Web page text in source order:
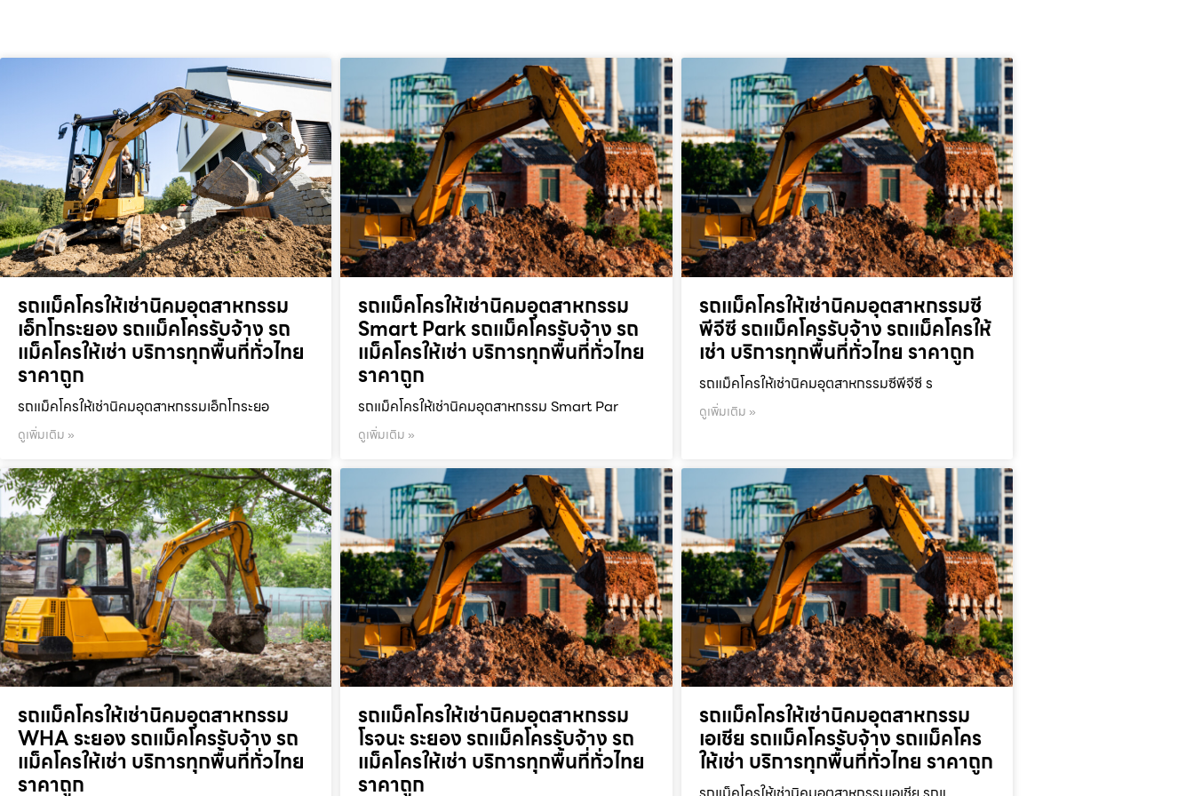
รถแม็คโครให้เช่านิคมอุตสาหกรรม
เอ็กโกระยอง รถแม็คโครรับจ้าง รถ
แม็คโครให้เช่า บริการทุกพื้นที่ทั่วไทย
ราคาถูก
รถแม็คโครให้เช่านิคมอุตสาหกรรมเอ็กโกระยอ
ดูเพิ่มเติม »
รถแม็คโครให้เช่านิคมอุตสาหกรรม
Smart Park รถแม็คโครรับจ้าง รถ
แม็คโครให้เช่า บริการทุกพื้นที่ทั่วไทย
ราคาถูก
รถแม็คโครให้เช่านิคมอุตสาหกรรม Smart Par
ดูเพิ่มเติม »
รถแม็คโครให้เช่านิคมอุตสาหกรรมซี
พีจีซี รถแม็คโครรับจ้าง รถแม็คโครให้
เช่า บริการทุกพื้นที่ทั่วไทย ราคาถูก
รถแม็คโครให้เช่านิคมอุตสาหกรรมซีพีจีซี ร
ดูเพิ่มเติม »
รถแม็คโครให้เช่านิคมอุตสาหกรรม
WHA ระยอง รถแม็คโครรับจ้าง รถ
แม็คโครให้เช่า บริการทุกพื้นที่ทั่วไทย
ราคาถูก
รถแม็คโครให้เช่านิคมอุตสาหกรรม
โรจนะ ระยอง รถแม็คโครรับจ้าง รถ
แม็คโครให้เช่า บริการทุกพื้นที่ทั่วไทย
ราคาถูก
รถแม็คโครให้เช่านิคมอุตสาหกรรม
เอเชีย รถแม็คโครรับจ้าง รถแม็คโคร
ให้เช่า บริการทุกพื้นที่ทั่วไทย ราคาถูก